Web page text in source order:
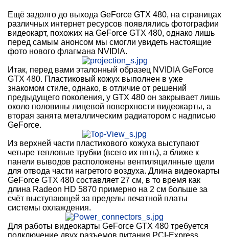
Ещё задолго до выхода GeForce GTX 480, на страницах
различных интернет ресурсов появлялись фотографии
видеокарт, похожих на GeForce GTX 480, однако лишь
перед самым анонсом мы смогли увидеть настоящие
фото нового флагмана NVIDIA.
Итак, перед вами эталонный образец NVIDIA GeForce
GTX 480. Пластиковый кожух выполнен в уже
знакомом стиле, однако, в отличие от решений
предыдущего поколения, у GTX 480 он закрывает лишь
около половины лицевой поверхности видеокарты, а
вторая занята металлическим радиатором с надписью
GeForce.
Из верхней части пластикового кожуха выступают
четыре тепловые трубки (всего их пять), а ближе к
панели выводов расположены вентиляцилнные щели
для отвода части нагретого воздуха. Длина видеокарты
GeForce GTX 480 составляет 27 см, в то время как
длина Radeon HD 5870 примерно на 2 см больше за
счёт выступающей за пределы печатной платы
системы охлаждения.
Для работы видеокарты GeForce GTX 480 требуется